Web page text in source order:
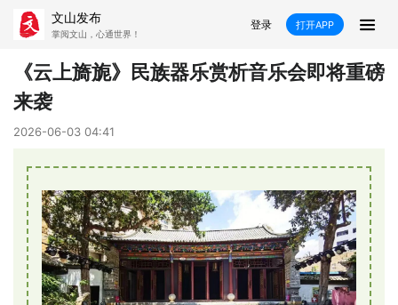
文山发布
掌阅文山，心通世界！
登录 打开APP
新闻
飞卡阅读
康养 社会 科教 经济
民族 商务
县市
《云上旖旎》民族器乐赏析音乐会即将重磅
来袭
2026-06-03 04:41